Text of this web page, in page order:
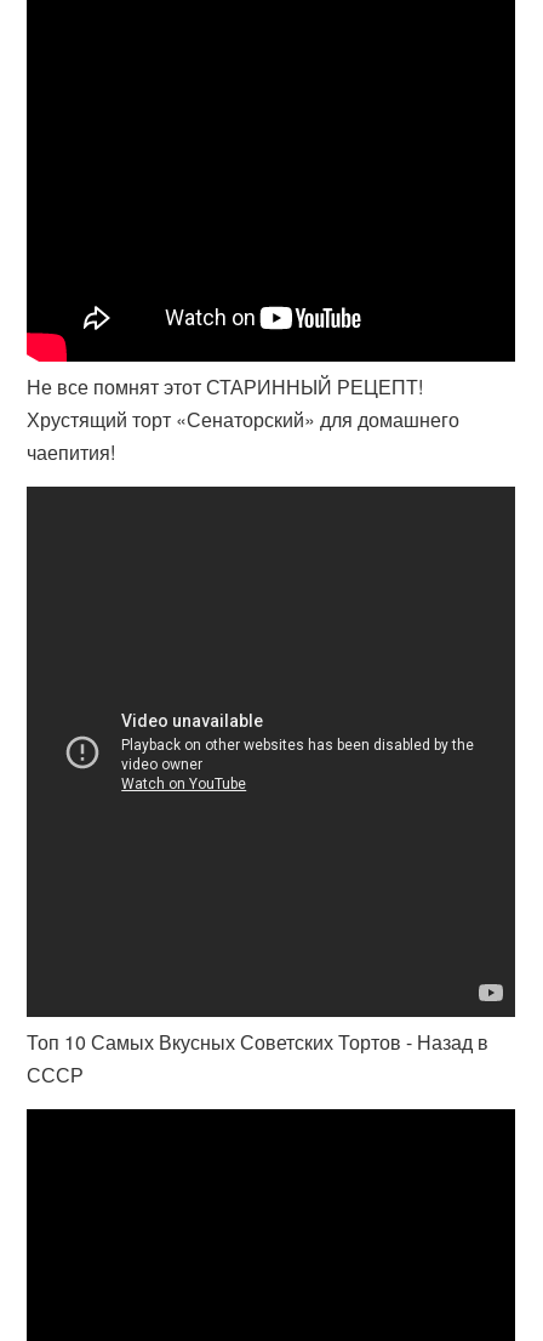
Не все помнят этот СТАРИННЫЙ РЕЦЕПТ!
Хрустящий торт «Сенаторский» для домашнего
чаепития!
Топ 10 Самых Вкусных Советских Тортов - Назад в
СССР